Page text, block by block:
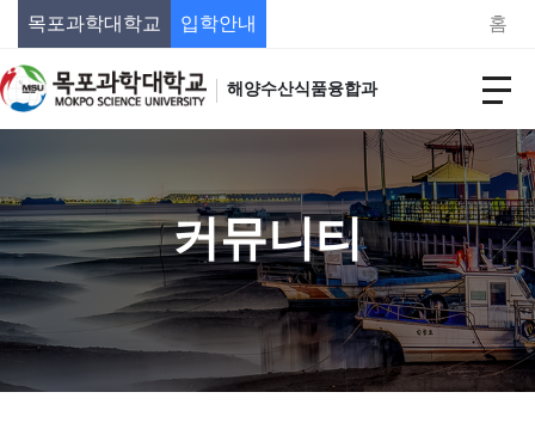
목포과학대학교 입학안내 홈
해양수산식품융합과
커뮤니티